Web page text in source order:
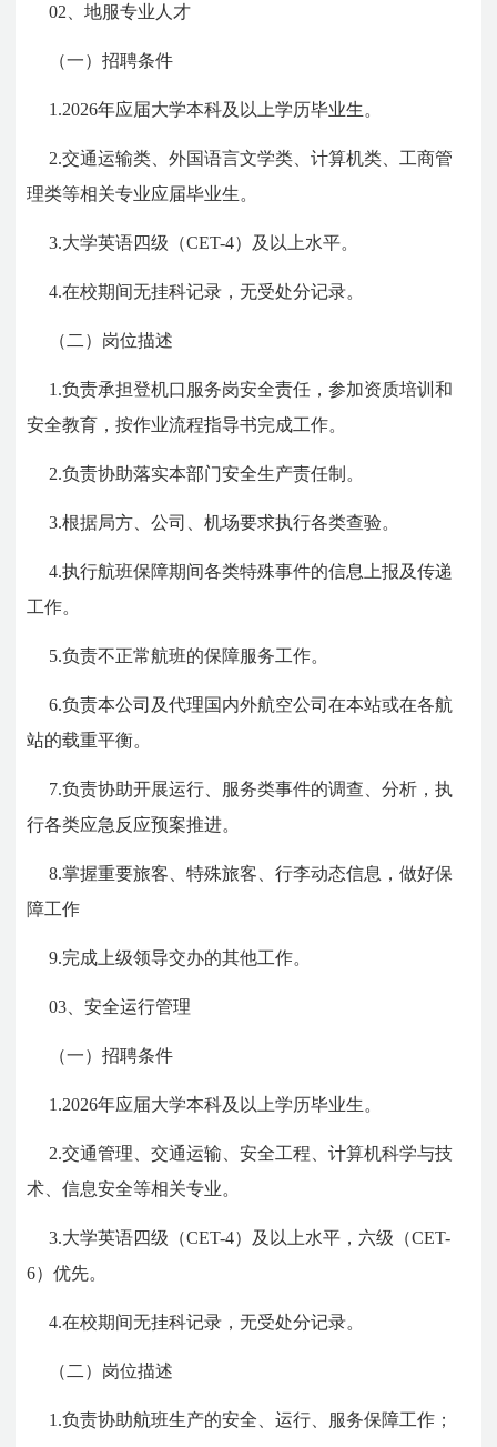
02、地服专业人才
（一）招聘条件
1.2026年应届大学本科及以上学历毕业生。
2.交通运输类、外国语言文学类、计算机类、工商管
理类等相关专业应届毕业生。
3.大学英语四级（CET-4）及以上水平。
4.在校期间无挂科记录，无受处分记录。
（二）岗位描述
1.负责承担登机口服务岗安全责任，参加资质培训和
安全教育，按作业流程指导书完成工作。
2.负责协助落实本部门安全生产责任制。
3.根据局方、公司、机场要求执行各类查验。
4.执行航班保障期间各类特殊事件的信息上报及传递
工作。
5.负责不正常航班的保障服务工作。
6.负责本公司及代理国内外航空公司在本站或在各航
站的载重平衡。
7.负责协助开展运行、服务类事件的调查、分析，执
行各类应急反应预案推进。
8.掌握重要旅客、特殊旅客、行李动态信息，做好保
障工作
9.完成上级领导交办的其他工作。
03、安全运行管理
（一）招聘条件
1.2026年应届大学本科及以上学历毕业生。
2.交通管理、交通运输、安全工程、计算机科学与技
术、信息安全等相关专业。
3.大学英语四级（CET-4）及以上水平，六级（CET-
6）优先。
4.在校期间无挂科记录，无受处分记录。
（二）岗位描述
1.负责协助航班生产的安全、运行、服务保障工作；